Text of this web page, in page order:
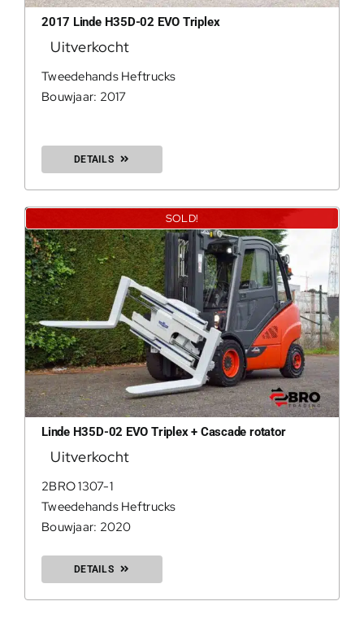
2017 Linde H35D-02 EVO Triplex
Uitverkocht
Tweedehands Heftrucks
Bouwjaar: 2017
DETAILS
SOLD!
Linde H35D-02 EVO Triplex + Cascade rotator
Uitverkocht
2BRO 1307-1
Tweedehands Heftrucks
Bouwjaar: 2020
DETAILS
200Kg =
200Kg